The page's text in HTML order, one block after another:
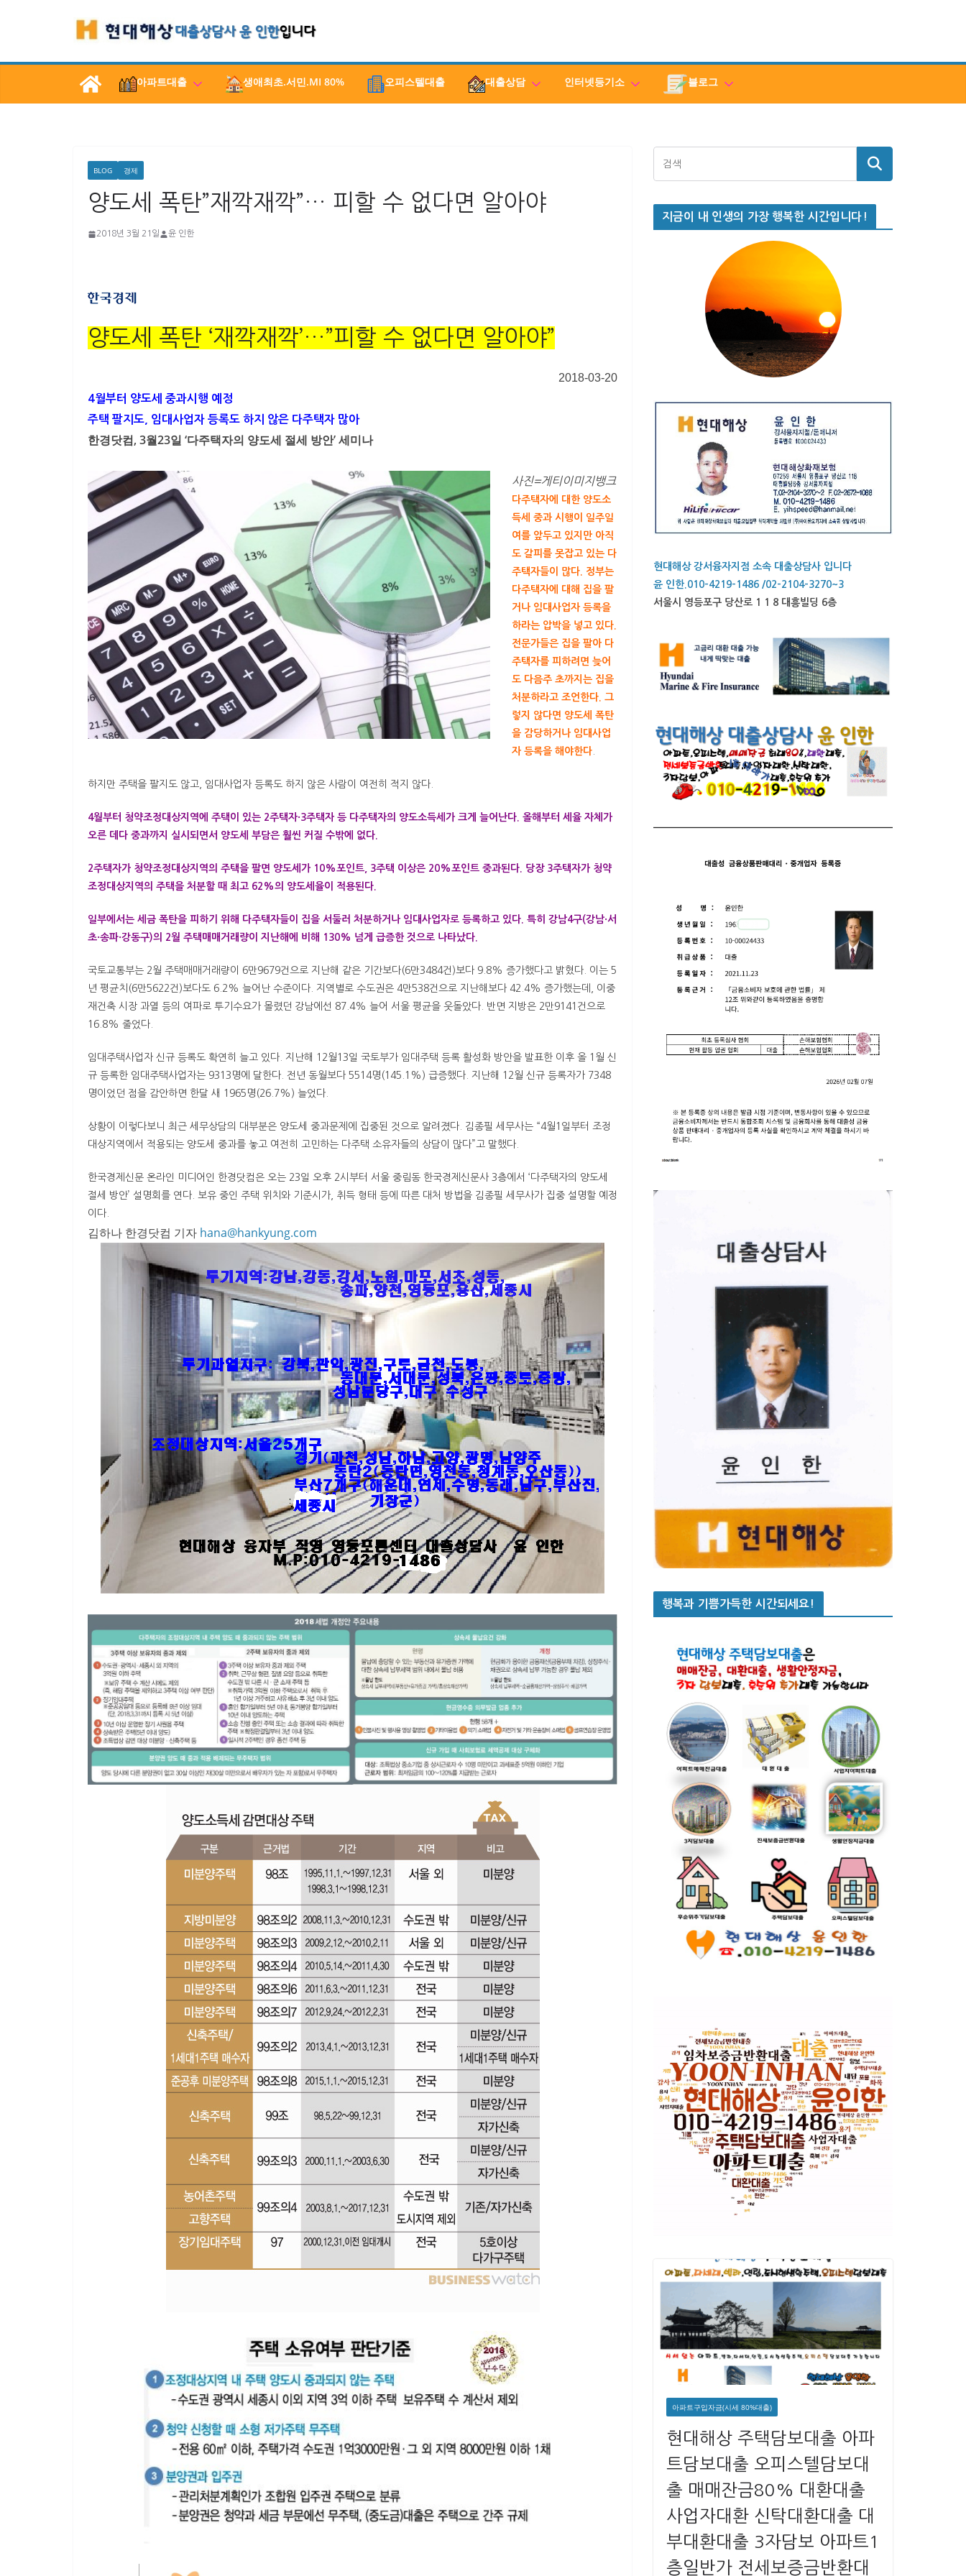
로
아파트대출 생애최초.서민.MI 80% 오피스텔대출 대출상담 인터넷등기소 블로그
BLOG 경제
양도세 폭탄”재깍재깍”… 피할 수 없다면 알아야
2018년 3월 21일 윤 인한
양도세 폭탄 ‘재깍재깍’…”피할 수 없다면 알아야”
2018-03-20
4월부터 양도세 중과시행 예정
주택 팔지도, 임대사업자 등록도 하지 않은 다주택자 많아
한경닷컴, 3월23일 ‘다주택자의 양도세 절세 방안’ 세미나
사진=게티이미지뱅크
다주택자에 대한 양도소
득세 중과 시행이 일주일
여를 앞두고 있지만 아직
도 갈피를 못잡고 있는 다
주택자들이 많다. 정부는
다주택자에 대해 집을 팔
거나 임대사업자 등록을
하라는 압박을 넣고 있다.
전문가들은 집을 팔아 다
주택자를 피하려면 늦어
도 다음주 초까지는 집을
처분하라고 조언한다. 그
렇지 않다면 양도세 폭탄
을 감당하거나 임대사업
자 등록을 해야한다
하지만 주택을 팔지도 않고, 임대사업자 등록도 하지 않은 사람이 여전히 적지 않다.
4월부터 청약조정대상지역에 주택이 있는 2주택자·3주택자 등 다주택자의 양도소득세가 크게 늘어난다. 올해부터 세율 자체가
오른 데다 중과까지 실시되면서 양도세 부담은 훨씬 커질 수밖에 없다.
2주택자가 청약조정대상지역의 주택을 팔면 양도세가 10%포인트, 3주택 이상은 20%포인트 중과된다. 당장 3주택자가 청약
조정대상지역의 주택을 처분할 때 최고 62%의 양도세율이 적용된다.
일부에서는 세금 폭탄을 피하기 위해 다주택자들이 집을 서둘러 처분하거나 임대사업자로 등록하고 있다. 특히 강남4구(강남·서
초·송파·강동구)의 2월 주택매매거래량이 지난해에 비해 130% 넘게 급증한 것으로 나타났다.
국토교통부는 2월 주택매매거래량이 6만9679건으로 지난해 같은 기간보다(6만3484건)보다 9.8% 증가했다고 밝혔다. 이는 5
년 평균치(6만5622건)보다도 6.2% 늘어난 수준이다. 지역별로 수도권은 4만538건으로 지난해보다 42.4% 증가했는데, 이중
재건축 시장 과열 등의 여파로 투기수요가 몰렸던 강남에선 87.4% 늘어 서울 평균을 웃돌았다. 반면 지방은 2만9141건으로
16.8% 줄었다.
임대주택사업자 신규 등록도 확연히 늘고 있다. 지난해 12월13일 국토부가 임대주택 등록 활성화 방안을 발표한 이후 올 1월 신
규 등록한 임대주택사업자는 9313명에 달한다. 전년 동월보다 5514명(145.1%) 급증했다. 지난해 12월 신규 등록자가 7348
명이었던 점을 감안하면 한달 새 1965명(26.7%) 늘었다.
상황이 이렇다보니 최근 세무상담의 대부분은 양도세 중과문제에 집중된 것으로 알려졌다. 김종필 세무사는 “4월1일부터 조정
대상지역에서 적용되는 양도세 중과를 놓고 여전히 고민하는 다주택 소유자들의 상담이 많다”고 말했다.
한국경제신문 온라인 미디어인 한경닷컴은 오는 23일 오후 2시부터 서울 중림동 한국경제신문사 3층에서 ‘다주택자의 양도세
절세 방안’ 설명회를 연다. 보유 중인 주택 위치와 기준시가, 취득 형태 등에 따른 대처 방법을 김종필 세무사가 집중 설명할 예정
이다.
김하나 한경닷컴 기자 hana@hankyung.com
지금이 내 인생의 가장 행복한 시간입니다!
현대해상 강서융자지점 소속 대출상담사 입니다
윤 인한.010-4219-1486 /02-2104-3270~3
서울시 영등포구 당산로 1 1 8 대흥빌딩 6층
행복과 기쁨가득한 시간되세요!
아파트구입자금(시세 80%대출)
현대해상 주택담보대출 아파
트담보대출 오피스텔담보대
출 매매잔금80% 대환대출
사업자대환 신탁대환대출 대
부대환대출 3자담보 아파트1
층일반가 전세보증금반환대